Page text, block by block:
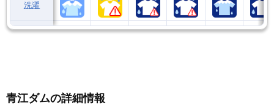
洗濯
青江ダムの詳細情報